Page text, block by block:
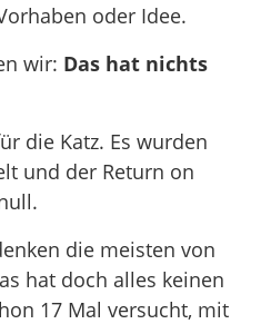
oder Idee.
wir: Das hat nichts
die Katz. Es wurden
und der Return on
die meisten von
hat doch alles keinen
17 Mal versucht, mit